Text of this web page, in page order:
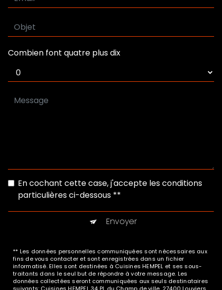
Combien font quatre plus dix
En cochant cette case, j'accepte les conditions
particulières ci-dessous **
Envoyer
** Les données personnelles communiquées sont nécessaires aux
fins de vous contacter et sont enregistrées dans un fichier
informatisé. Elles sont destinées à Cuisines HEMPEL et ses sous-
traitants dans le seul but de répondre à votre message. Les
données collectées seront communiquées aux seuls destinataires